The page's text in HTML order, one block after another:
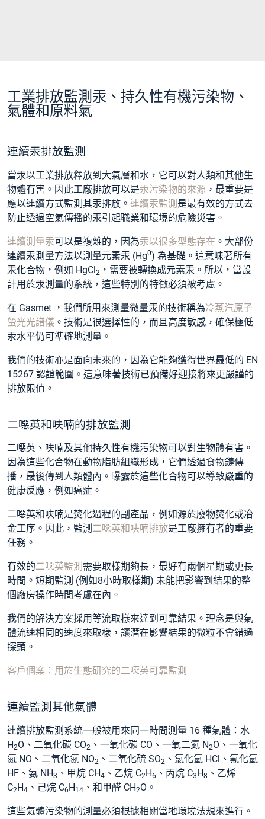
工業排放監測汞、持久性有機污染物、
氣體和原料氣
連續汞排放監測
當汞以工業排放釋放到大氣層和水，它可以對人類和其他生
物體有害。因此工廠排放可以是汞污染物的來源 ，最重要是
應以連續方式監測其汞排放。 連續汞監測 是最有效的方式去
防止透過空氣傳播的汞引起職業和環境的危險災害。
連續測量汞可以是複雜的，因為汞以很多型態存在 。大部份
連續汞測量方法以測量元素汞 (Hg0) 為基礎。這意味著所有
汞化合物，例如 HgCl2 ，需要被轉換成元素汞。所以，當設
計用於汞測量的系統，這些特別的特徵必須被考慮。
在 Gasmet ，我們所用來測量微量汞的技術稱為冷蒸汽原子
螢光光譜儀 。技術是很選擇性的，而且高度敏感，確保極低
汞水平仍可準確地測量。
我們的技術亦是面向未來的，因為它能夠獲得世界最低的 EN
15267 認證範圍。這意味著技術已預備好迎接將來更嚴謹的
排放限值。
二噁英和呋喃的排放監測
二噁英、呋喃及其他持久性有機污染物可以對生物體有害。
因為這些化合物在動物脂肪組織形成，它們透過食物鏈傳
播，最後傳到人類體內。曝露於這些化合物可以導致嚴重的
健康反應，例如癌症。
二噁英和呋喃是焚化過程的副產品，例如源於廢物焚化或冶
金工序。因此，監測 二噁英和呋喃排放是工廠擁有者的重要
任務。
有效的二噁英監測 需要取樣期夠長，最好有兩個星期或更長
時間。短期監測 (例如8小時取樣期) 未能把影響到結果的整
個廠房操作時間考慮在內。
我們的解決方案採用等流取樣來達到可靠結果。理念是與氣
體流速相同的速度來取樣，讓潛在影響結果的微粒不會錯過
探頭。
客戶個案：用於生態研究的二噁英可靠監測
連續監測其他氣體
連續排放監測系統一般被用來同一時間測量 16 種氣體：水
H2O、二氧化碳 CO2 、一氧化碳 CO、一氧二氮 N2O、一氧化
氮 NO、二氧化氮 NO2 、二氧化硫 SO2 、氯化氫 HCl、氟化氫
HF、氨 NH3 、甲烷 CH4 、乙烷 C2H6 、丙烷 C3H8 、乙烯
C2H4 、己烷 C6H14 、和甲醛 CH2O。
這些氣體污染物的測量必須根據相關當地環境法規來進行。